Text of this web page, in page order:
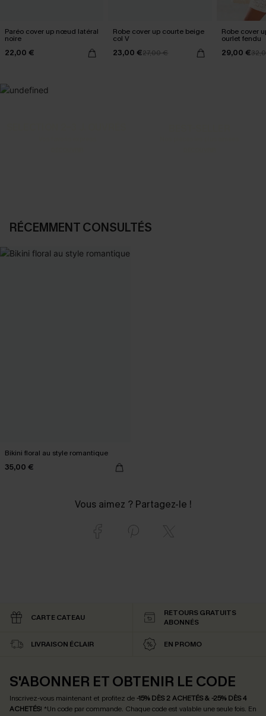
Paréo cover up nœud latéral
noire
22,00 €
Robe cover up courte beige
col V
23,00 €27,00 €
Robe cover
ourlet fendu
29,00 €
RÉCEMMENT CONSULTÉS
Bikini floral au style romantique
35,00 €
Vous aimez ? Partagez-le !
CARTE CATEAU
RETOURS GRATUITS
ABONNÉS
LIVRAISON ÉCLAIR EN PROMO
S'ABONNER ET OBTENIR LE CODE
Inscrivez-vous maintenant et profitez de -15% DÈS 2 ACHETÉS & -25% DÈS 4
ACHETÉS! *Un code par commande. Chaque code est valable une seule fois. En